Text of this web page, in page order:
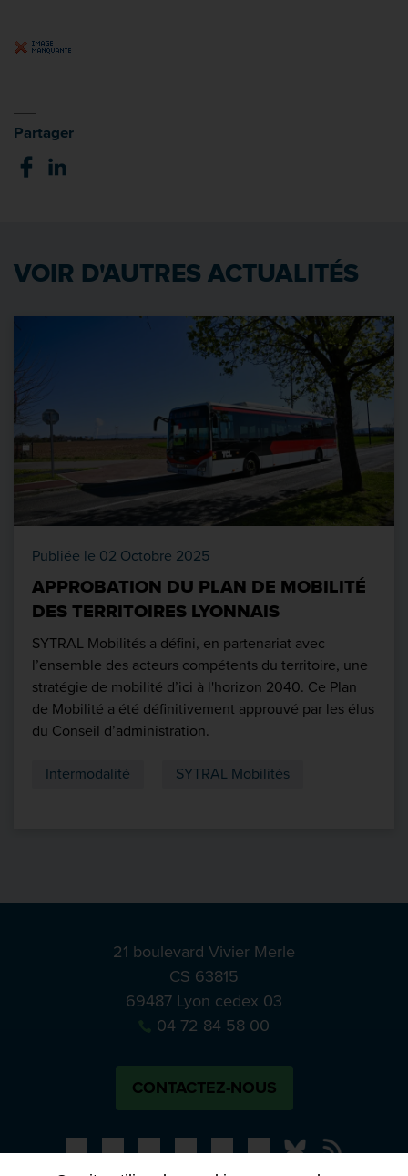
Partager
VOIR D'AUTRES ACTUALITÉS
Publiée le 02 Octobre 2025
APPROBATION DU PLAN DE MOBILITÉ
DES TERRITOIRES LYONNAIS
SYTRAL Mobilités a défini, en partenariat avec
l’ensemble des acteurs compétents du territoire, une
stratégie de mobilité d’ici à l'horizon 2040. Ce Plan
de Mobilité a été définitivement approuvé par les élus
du Conseil d’administration.
Intermodalité SYTRAL Mobilités
21 boulevard Vivier Merle
CS 63815
69487 Lyon cedex 03
04 72 84 58 00
CONTACTEZ-NOUS
BlueskyNotre